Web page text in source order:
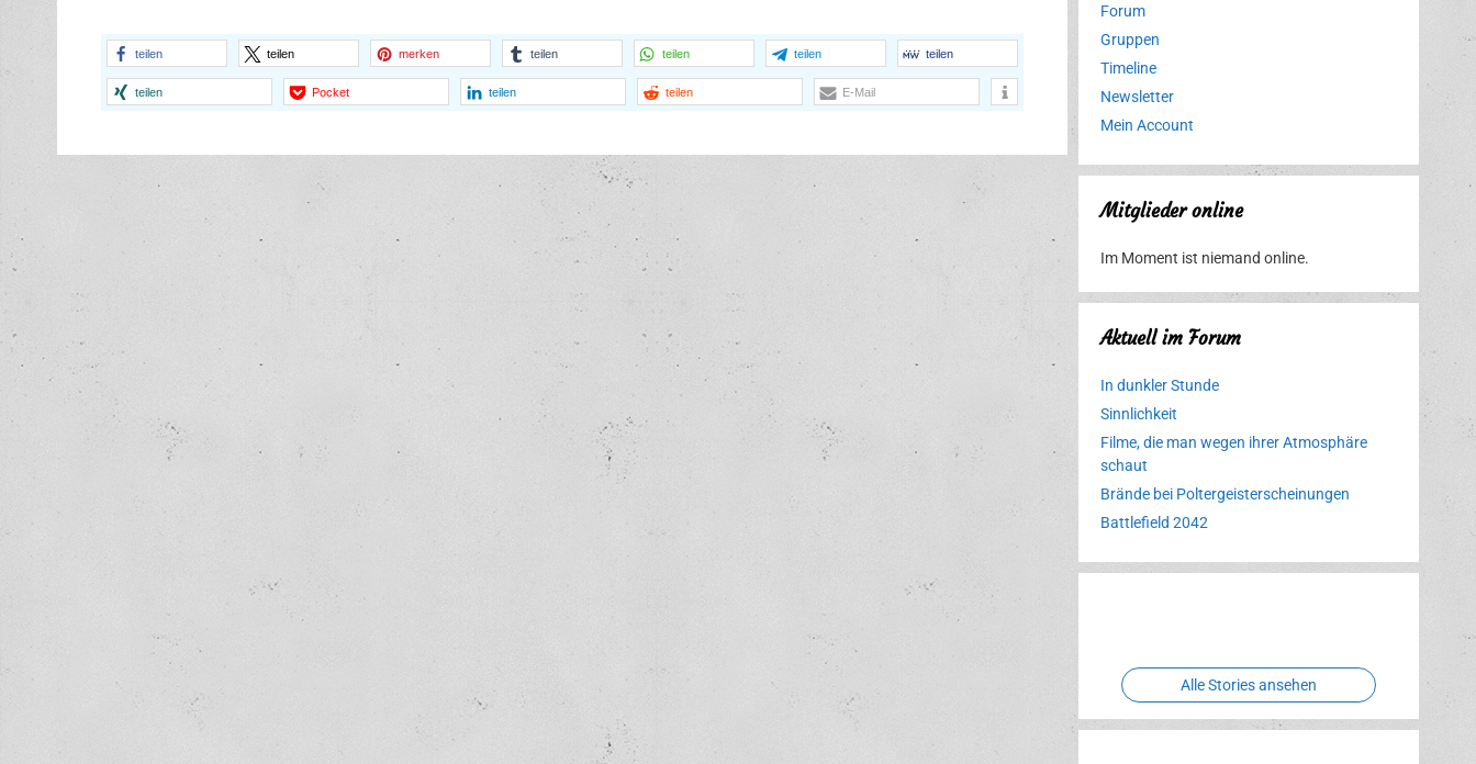
teilen teilen merken teilen teilen teilen teilen
teilen Pocket teilen teilen E-Mail
Forum
Gruppen
Timeline
Newsletter
Mein Account
Mitglieder online
Im Moment ist niemand online.
Aktuell im Forum
In dunkler Stunde
Sinnlichkeit
Filme, die man wegen ihrer Atmosphäre
schaut
Brände bei Poltergeisterscheinungen
Battlefield 2042
Erlebnispark
Verbotene
Alle Stories ansehen